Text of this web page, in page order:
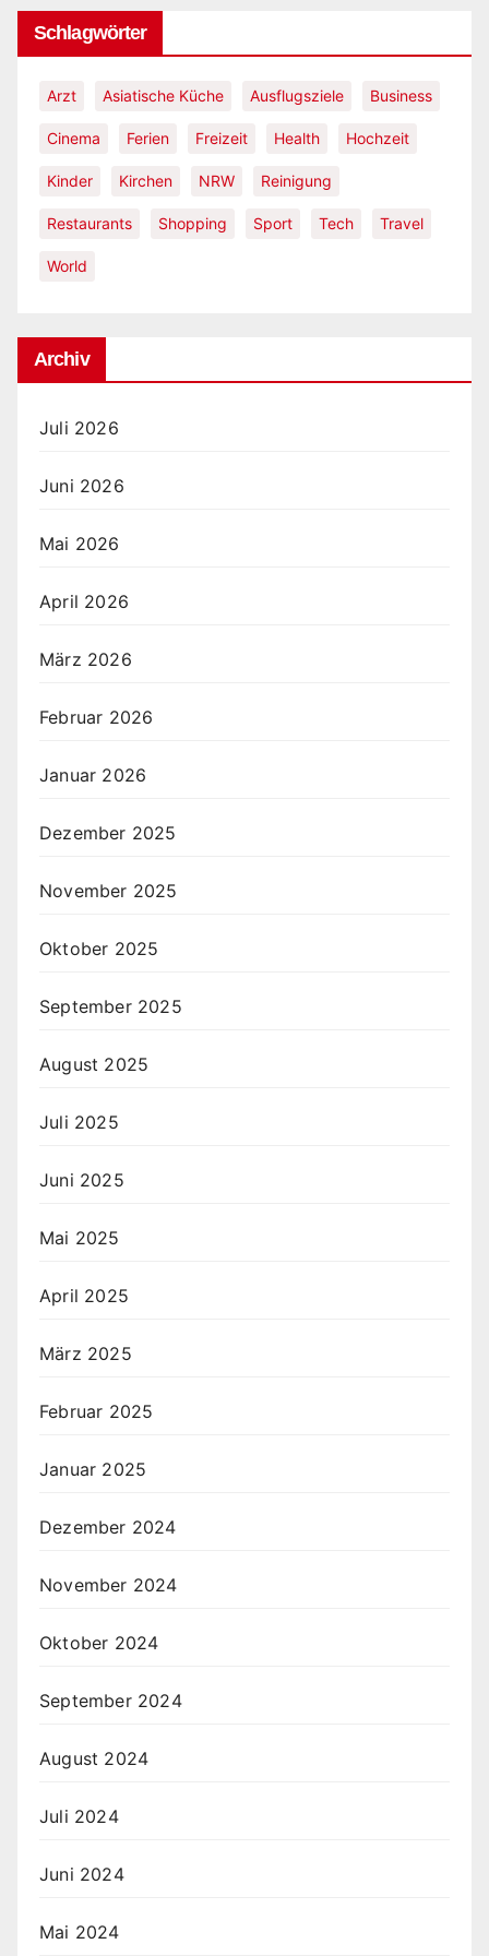
Schlagwörter
Arzt Asiatische Küche Ausflugsziele Business
Cinema Ferien Freizeit Health Hochzeit
Kinder Kirchen NRW Reinigung
Restaurants Shopping Sport Tech Travel
World
Archiv
Juli 2026
Juni 2026
Mai 2026
April 2026
März 2026
Februar 2026
Januar 2026
Dezember 2025
November 2025
Oktober 2025
September 2025
August 2025
Juli 2025
Juni 2025
Mai 2025
April 2025
März 2025
Februar 2025
Januar 2025
Dezember 2024
November 2024
Oktober 2024
September 2024
August 2024
Juli 2024
Juni 2024
Mai 2024